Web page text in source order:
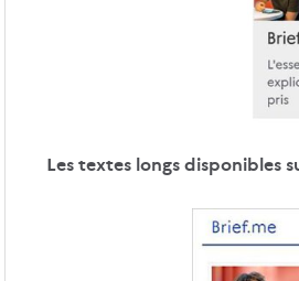
Les textes longs disponibles